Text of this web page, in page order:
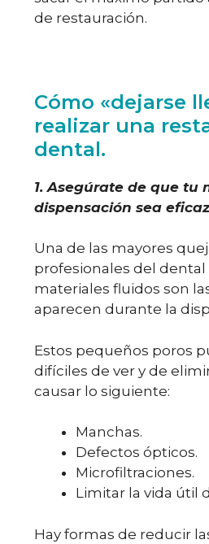
de restauración.
Cómo «dejarse
realizar una
dental.
1. Asegúrate de que tu
dispensación sea eficaz
Una de las mayores
profesionales del dental
materiales fluidos son
aparecen durante la
Estos pequeños poros
difíciles de ver y de
causar lo siguiente:
Manchas.
Defectos ópticos.
Microfiltraciones.
Limitar la vida útil
Hay formas de reducir